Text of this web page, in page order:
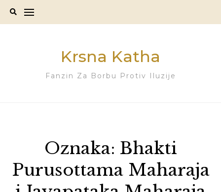
Krsna Katha
Fanzin Za Borbu Protiv Iluzije
Oznaka: Bhakti
Purusottama Maharaja